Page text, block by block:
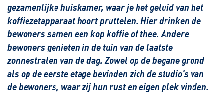
gezamenlijke huiskamer, waar je het geluid van het
koffiezetapparaat hoort pruttelen. Hier drinken de
bewoners samen een kop koffie of thee. Andere
bewoners genieten in de tuin van de laatste
zonnestralen van de dag. Zowel op de begane grond
als op de eerste etage bevinden zich de studio's van
de bewoners, waar zij hun rust en eigen plek vinden.